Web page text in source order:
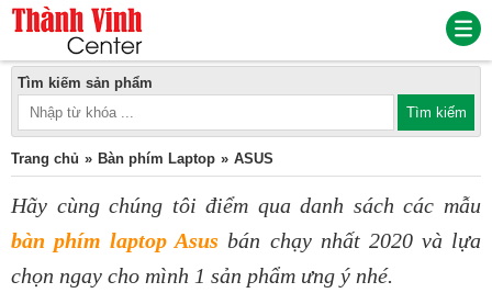
Tìm kiếm sản phẩm
Trang chủ Bàn phím Laptop ASUS
Hãy cùng chúng tôi điểm qua danh sách các mẫu
bàn phím laptop Asus bán chạy nhất 2020 và lựa
chọn ngay cho mình 1 sản phẩm ưng ý nhé.